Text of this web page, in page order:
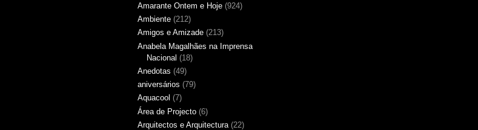
Amarante Ontem e Hoje (924)
Ambiente (212)
Amigos e Amizade (213)
Anabela Magalhães na Imprensa
Nacional (18)
Anedotas (49)
aniversários (79)
Aquacool (7)
Área de Projecto (6)
Arquitectos e Arquitectura (22)